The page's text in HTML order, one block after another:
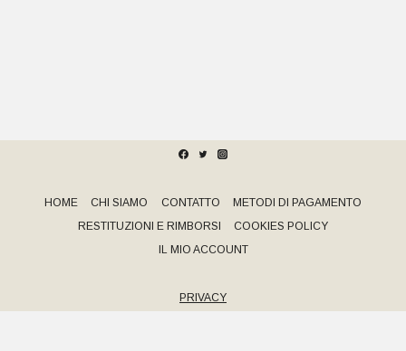
HOME CHI SIAMO CONTATTO
METODI DI PAGAMENTO
RESTITUZIONI E RIMBORSI
COOKIES POLICY
IL MIO ACCOUNT
PRIVACY